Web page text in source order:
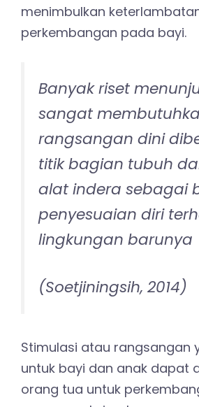
menimbulkan
perkembangan pada bayi.
Banyak riset
sangat
rangsangan dini
titik bagian tubuh
alat indera sebagai
penyesuaian diri
lingkungan barunya
(Soetjiningsih, 2014)
Stimulasi atau rangsangan
untuk bayi dan anak dapat
orang tua untuk